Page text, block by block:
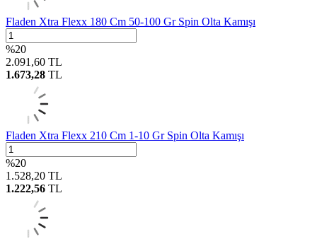
Fladen Xtra Flexx 180 Cm 50-100 Gr Spin Olta Kamışı
%20
2.091,60 TL
1.673,28 TL
Fladen Xtra Flexx 210 Cm 1-10 Gr Spin Olta Kamışı
%20
1.528,20 TL
1.222,56 TL